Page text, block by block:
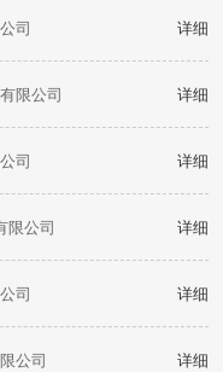
司 详细
限公司 详细
司 详细
限公司 详细
司 详细
公司 详细